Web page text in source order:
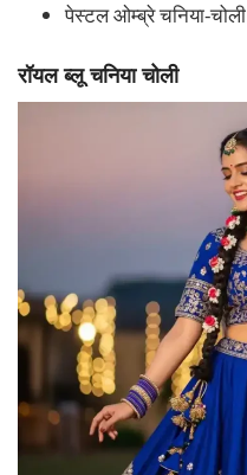
पेस्टल ओम्ब्रे चनिया-चोली
रॉयल ब्लू चनिया चोली